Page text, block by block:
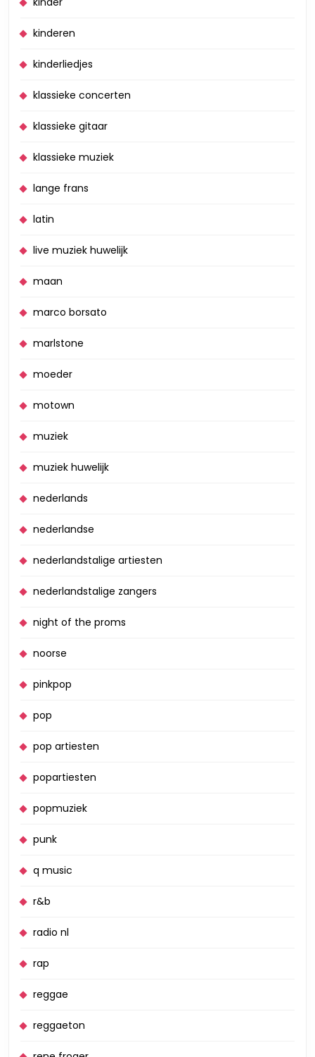
kinderen
kinderliedjes
klassieke concerten
klassieke gitaar
klassieke muziek
lange frans
latin
live muziek huwelijk
maan
marco borsato
marlstone
moeder
motown
muziek
muziek huwelijk
nederlands
nederlandse
nederlandstalige artiesten
nederlandstalige zangers
night of the proms
noorse
pinkpop
pop
pop artiesten
popartiesten
popmuziek
punk
q music
r&b
radio nl
rap
reggae
reggaeton